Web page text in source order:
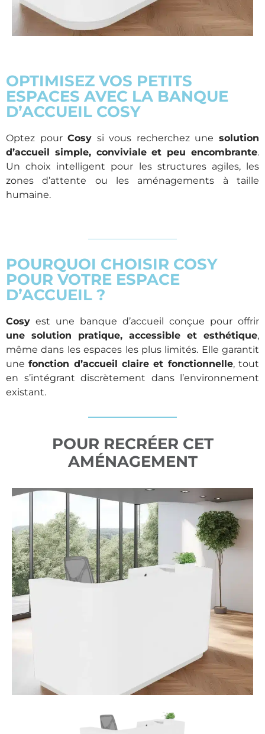
OPTIMISEZ VOS PETITS
ESPACES AVEC LA BANQUE
D’ACCUEIL COSY
Optez pourCosy si vous recherchez unesolution
d’accueil simple, conviviale et peu encombrante.
Un choix intelligent pour les structures agiles, les
zones d’attente ou les aménagements à taille
humaine.
POURQUOI CHOISIR COSY
POUR VOTRE ESPACE
D’ACCUEIL ?
Cosy est une banque d’accueil conçue pour offrir
une solution pratique, accessible et esthétique,
même dans les espaces les plus limités. Elle garantit
unefonction d’accueil claire et fonctionnelle, tout
en s’intégrant discrètement dans l’environnement
existant.
POUR RECRÉER CET
AMÉNAGEMENT